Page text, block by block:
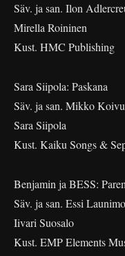
Säv. ja san. Ilon
Mirella Roininen
Kust. HMC Publishing
Sara Siipola: Paskana
Säv. ja san. Mikko
Sara Siipola
Kust. Kaiku Songs &
Benjamin ja BESS:
Säv. ja san. Essi
Iivari Suosalo
Kust. EMP Elements